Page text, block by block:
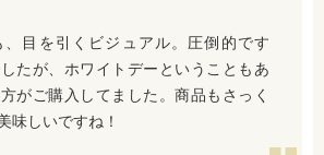
、目を引くビジュアル。圧倒的です
たが、ホワイトデーということもあ
がご購入してました。商品もさっく
味しいですね！